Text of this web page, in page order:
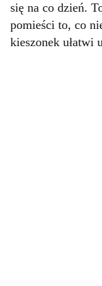
się na co dzień.
pomieści to, co
kieszonek ułatwi